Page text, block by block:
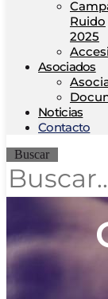
Ruido
2025
Asociados
Noticias
Contacto
Buscar